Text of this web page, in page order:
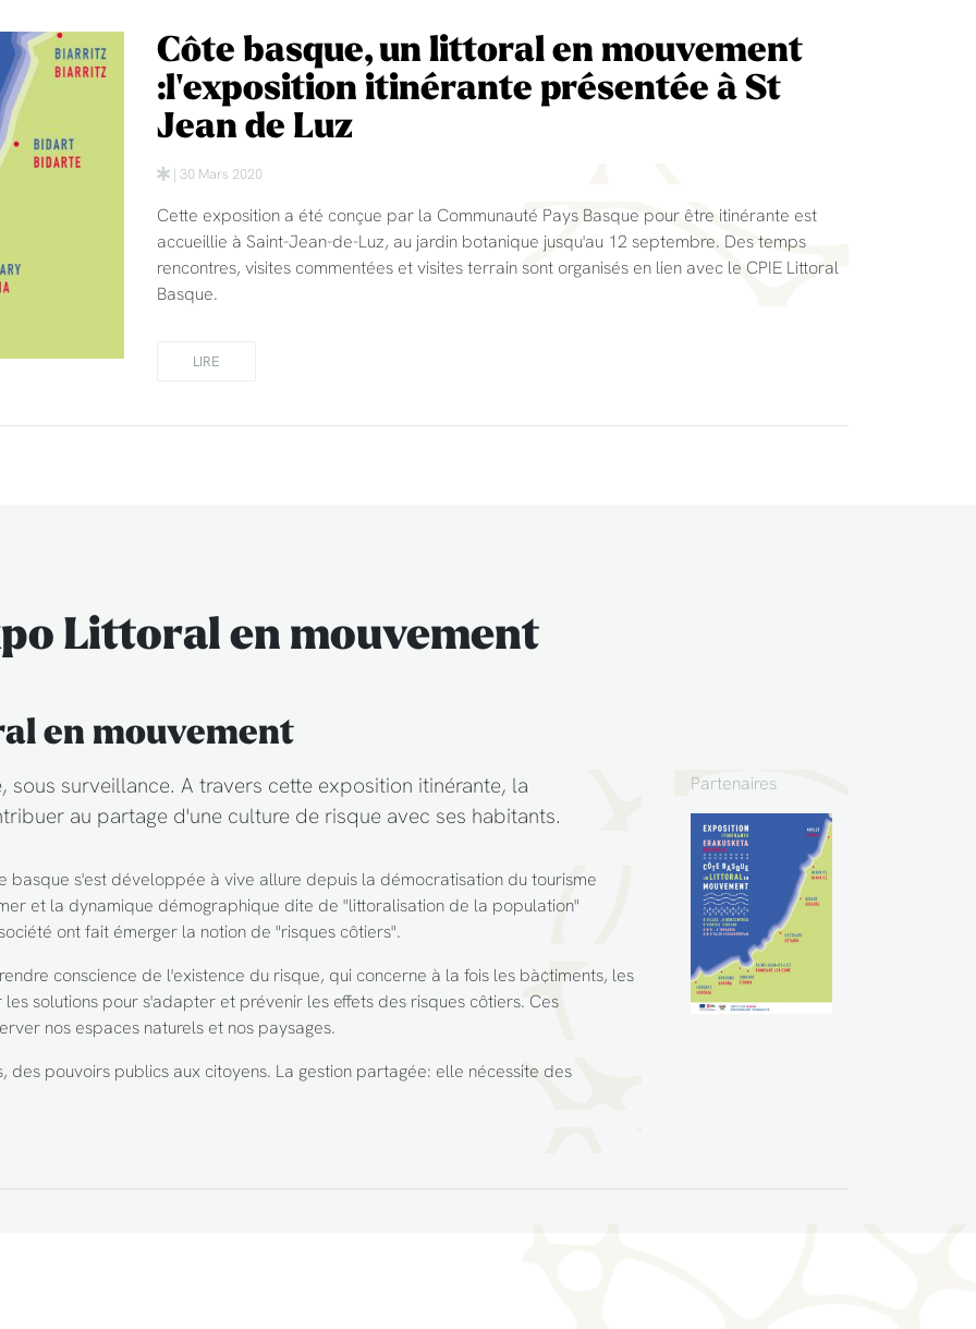
Côte basque, un littoral en mouvement
:l'exposition itinérante présentée à St
Jean de Luz
| 30 Mars 2020
Cette exposition a été conçue par la Communauté Pays Basque pour être itinérante est
accueillie à Saint-Jean-de-Luz, au jardin botanique jusqu'au 12 septembre. Des temps
rencontres, visites commentées et visites terrain sont organisés en lien avec le CPIE Littoral
Basque.
LIRE
Littoral en mouvement
en mouvement
surveillance. A travers cette exposition itinérante, la
au partage d'une culture de risque avec ses habitants.
basque s'est développée à vive allure depuis la démocratisation du tourisme
et la dynamique démographique dite de "littoralisation de la population"
ont fait émerger la notion de "risques côtiers".
conscience de l'existence du risque, qui concerne à la fois les bà¢timents, les
solutions pour s'adapter et prévenir les effets des risques côtiers. Ces
nos espaces naturels et nos paysages.
des pouvoirs publics aux citoyens. La gestion partagée: elle nécessite des
Partenaires